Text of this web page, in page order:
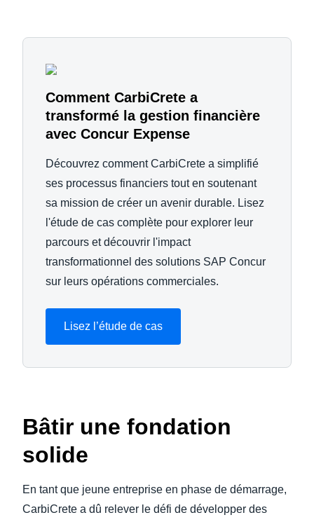
Comment CarbiCrete a
transformé la gestion financière
avec Concur Expense
Découvrez comment CarbiCrete a simplifié
ses processus financiers tout en soutenant
sa mission de créer un avenir durable. Lisez
l'étude de cas complète pour explorer leur
parcours et découvrir l'impact
transformationnel des solutions SAP Concur
sur leurs opérations commerciales.
Lisez l’étude de cas
Bâtir une fondation
solide
En tant que jeune entreprise en phase de démarrage,
CarbiCrete a dû relever le défi de développer des